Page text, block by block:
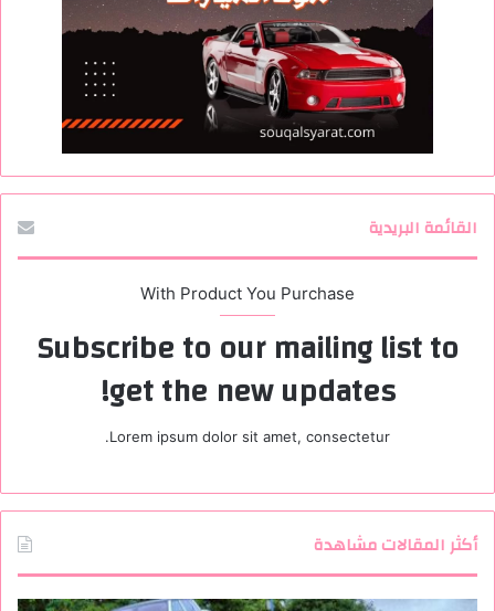
القائمة البريدية
With Product You Purchase
Subscribe to our mailing list to
get the new updates!
Lorem ipsum dolor sit amet, consectetur.
أكثر المقالات مشاهدة